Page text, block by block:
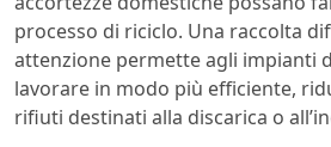
processo di riciclo. Una raccolta
attenzione permette agli impianti
lavorare in modo più efficiente,
rifiuti destinati alla discarica o